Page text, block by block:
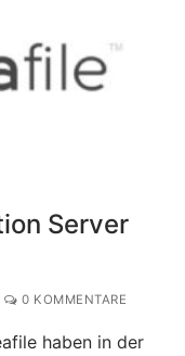
Server
0 KOMMENTARE
haben in der